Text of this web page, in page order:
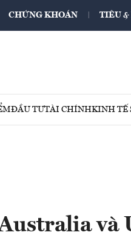
CHỨNG KHOÁN TIÊU &
ĐẦU TƯTÀI CHÍNHKINH TẾ
và